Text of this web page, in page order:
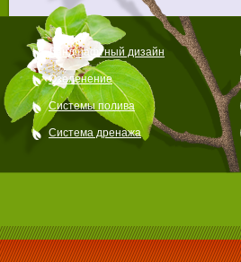
Ландшафтный дизайн
Озеленение
Системы полива
Система дренажа